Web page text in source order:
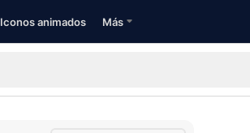
Iconos animados Más